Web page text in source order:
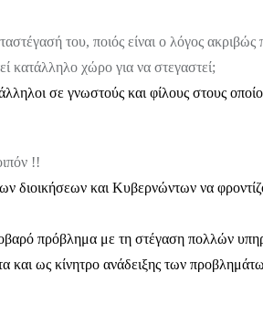
του, ποιός είναι ο λόγος
κατάλληλο χώρο για να στεγαστεί;
σε γνωστούς και φίλους στους
!!
διοικήσεων και Κυβερνώντων να
πρόβλημα με τη στέγαση πολλών
ως κίνητρο ανάδειξης των